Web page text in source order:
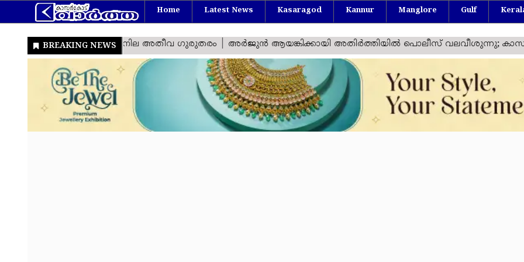
Home Latest News Kasaragod Kannur Manglore Gulf